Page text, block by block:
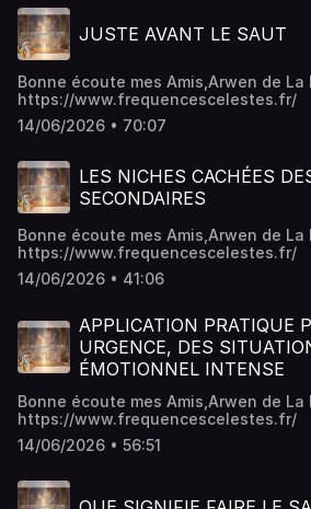
JUSTE AVANT LE SAUT
Bonne écoute mes Amis,Arwen de La
https://www.frequencescelestes.fr/
14/06/2026 • 70:07
LES NICHES CACHÉES
SECONDAIRES
Bonne écoute mes Amis,Arwen de La
https://www.frequencescelestes.fr/
14/06/2026 • 41:06
APPLICATION PRATIQUE
URGENCE, DES
ÉMOTIONNEL INTENSE
Bonne écoute mes Amis,Arwen de La
https://www.frequencescelestes.fr/
14/06/2026 • 56:51